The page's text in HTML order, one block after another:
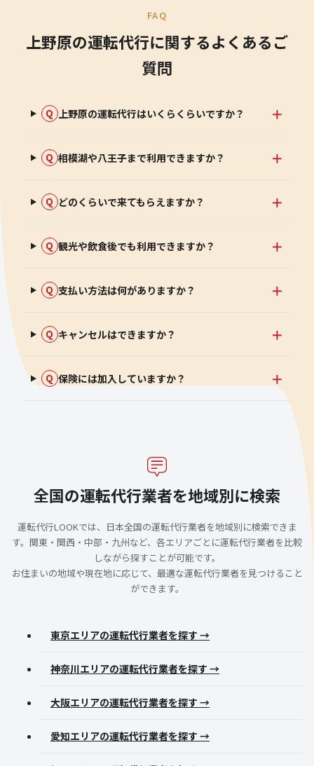
FAQ
上野原の運転代行に関するよくあるご
質問
Q 上野原の運転代行はいくらくらいですか？
Q 相模湖や八王子まで利用できますか？
Q どのくらいで来てもらえますか？
Q 観光や飲食後でも利用できますか？
Q 支払い方法は何がありますか？
Q キャンセルはできますか？
Q 保険には加入していますか？
全国の運転代行業者を地域別に検索
運転代行LOOKでは、日本全国の運転代行業者を地域別に検索できま
す。関東・関西・中部・九州など、各エリアごとに運転代行業者を比較
しながら探すことが可能です。
お住まいの地域や現在地に応じて、最適な運転代行業者を見つけること
ができます。
東京エリアの運転代行業者を探す →
神奈川エリアの運転代行業者を探す →
大阪エリアの運転代行業者を探す →
愛知エリアの運転代行業者を探す →